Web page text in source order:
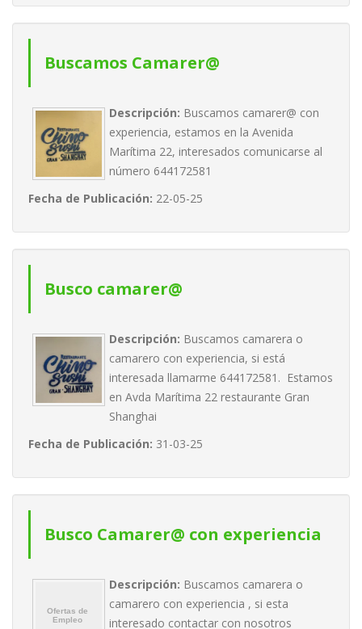
Buscamos Camarer@
Descripción: Buscamos camarer@ con
experiencia, estamos en la Avenida
Marítima 22, interesados comunicarse al
número 644172581
Fecha de Publicación: 22-05-25
Busco camarer@
Descripción: Buscamos camarera o
camarero con experiencia, si está
interesada llamarme 644172581. Estamos
en Avda Marítima 22 restaurante Gran
Shanghai
Fecha de Publicación: 31-03-25
Busco Camarer@ con experiencia
Descripción: Buscamos camarera o
camarero con experiencia , si esta
interesado contactar con nosotros